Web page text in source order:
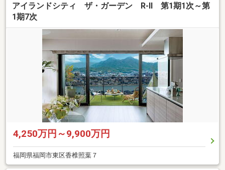
アイランドシティ ザ・ガーデン R-II 第1期1次～第
1期7次
4,250万円～9,900万円
福岡県福岡市東区香椎照葉７